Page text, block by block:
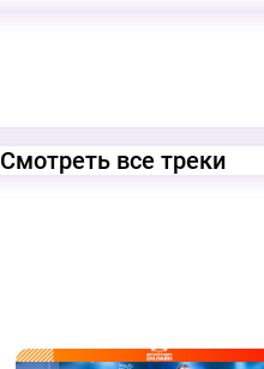
Смотреть все треки